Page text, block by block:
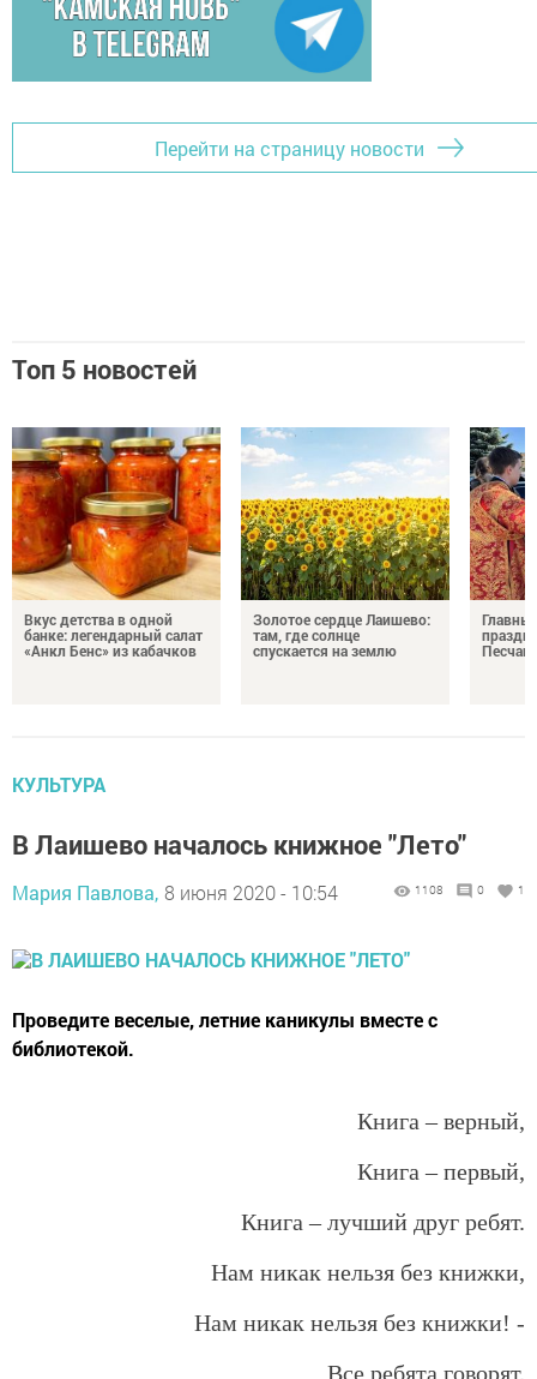
Перейти на страницу новости
Топ 5 новостей
Вкус детства в одной
банке: легендарный салат
«Анкл Бенс» из кабачков
Золотое сердце Лаишево:
там, где солнце
спускается на землю
КУЛЬТУРА
В Лаишево началось книжное "Лето"
Мария Павлова, 8 июня 2020 - 10:54 1108 0 1
Проведите веселые, летние каникулы вместе с
библиотекой.
Книга – верный,
Книга – первый,
Книга – лучший друг ребят.
Нам никак нельзя без книжки,
Нам никак нельзя без книжки! -
Все ребята говорят.